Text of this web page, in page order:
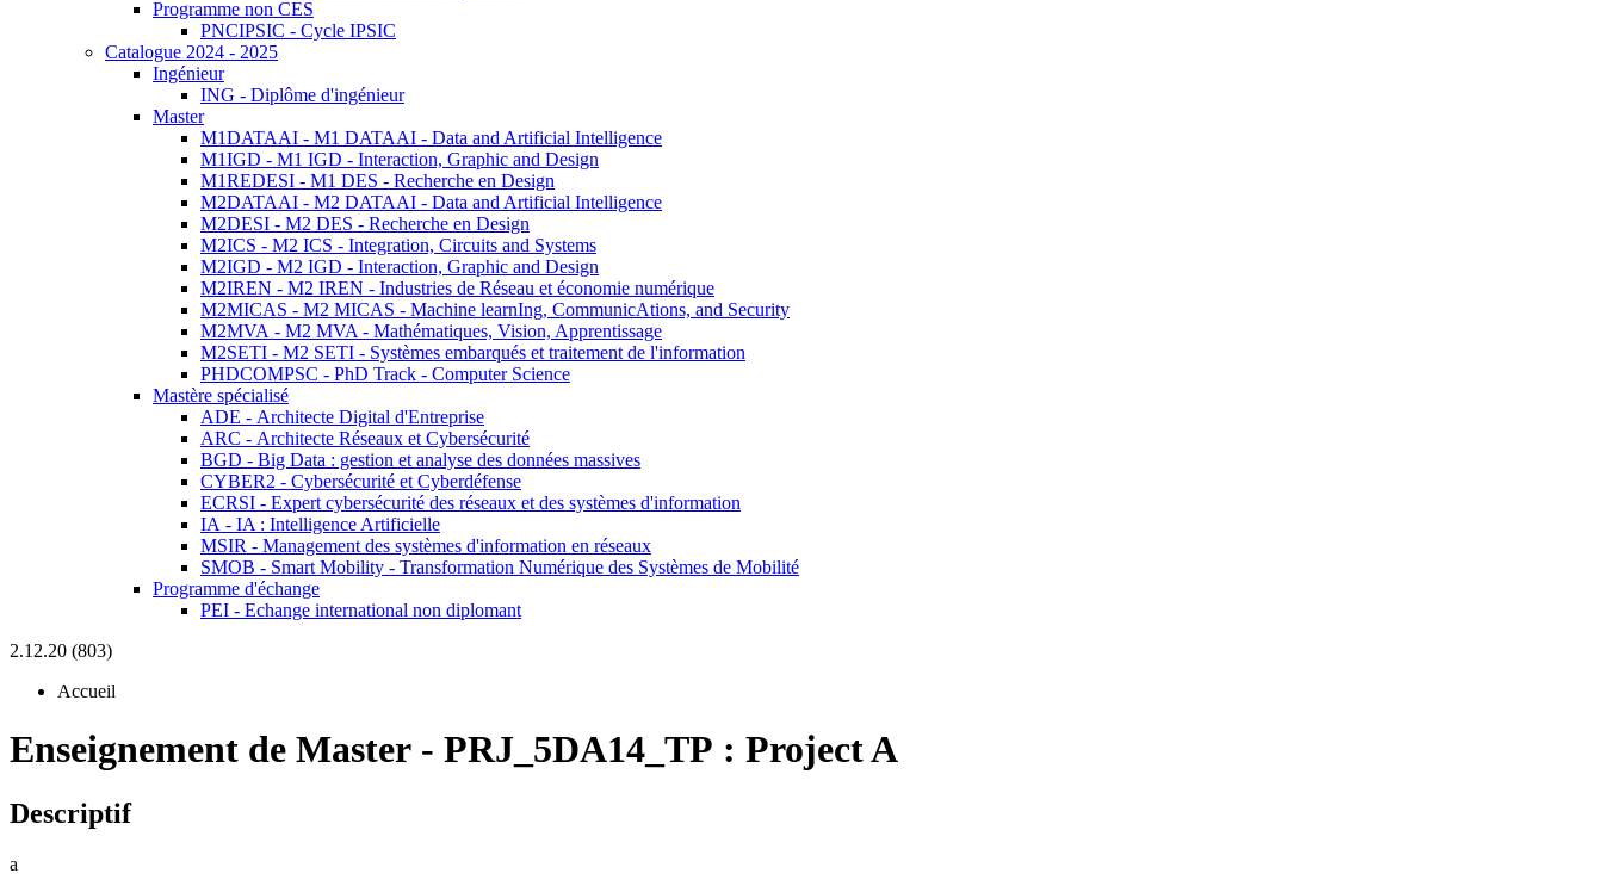
Programme non CES
PNCIPSIC - Cycle IPSIC
Catalogue 2024 - 2025
Ingénieur
ING - Diplôme d'ingénieur
Master
M1DATAAI - M1 DATAAI - Data and Artificial Intelligence
M1IGD - M1 IGD - Interaction, Graphic and Design
M1REDESI - M1 DES - Recherche en Design
M2DATAAI - M2 DATAAI - Data and Artificial Intelligence
M2DESI - M2 DES - Recherche en Design
M2ICS - M2 ICS - Integration, Circuits and Systems
M2IGD - M2 IGD - Interaction, Graphic and Design
M2IREN - M2 IREN - Industries de Réseau et économie numérique
M2MICAS - M2 MICAS - Machine learnIng, CommunicAtions, and Security
M2MVA - M2 MVA - Mathématiques, Vision, Apprentissage
M2SETI - M2 SETI - Systèmes embarqués et traitement de l'information
PHDCOMPSC - PhD Track - Computer Science
Mastère spécialisé
ADE - Architecte Digital d'Entreprise
ARC - Architecte Réseaux et Cybersécurité
BGD - Big Data : gestion et analyse des données massives
CYBER2 - Cybersécurité et Cyberdéfense
ECRSI - Expert cybersécurité des réseaux et des systèmes d'information
IA - IA : Intelligence Artificielle
MSIR - Management des systèmes d'information en réseaux
SMOB - Smart Mobility - Transformation Numérique des Systèmes de Mobilité
Programme d'échange
PEI - Echange international non diplomant
2.12.20 (803)
Accueil
Enseignement de Master - PRJ_5DA14_TP : Project A
Descriptif
a